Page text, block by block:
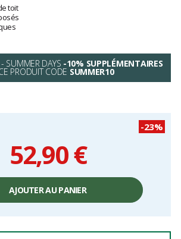
toit
- SUMMER DAYS -10% SUPPLÉMENTAIRES
PRODUIT CODE SUMMER10
-23%
52,90 €
AJOUTER AU PANIER